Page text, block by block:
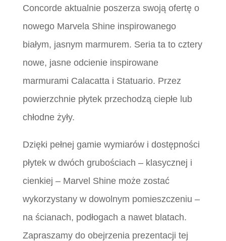
Concorde aktualnie poszerza swoją ofertę o
nowego Marvela Shine inspirowanego
białym, jasnym marmurem. Seria ta to cztery
nowe, jasne odcienie inspirowane
marmurami Calacatta i Statuario. Przez
powierzchnie płytek przechodzą ciepłe lub
chłodne żyły.
Dzięki pełnej gamie wymiarów i dostępności
płytek w dwóch grubościach – klasycznej i
cienkiej – Marvel Shine może zostać
wykorzystany w dowolnym pomieszczeniu –
na ścianach, podłogach a nawet blatach.
Zapraszamy do obejrzenia prezentacji tej